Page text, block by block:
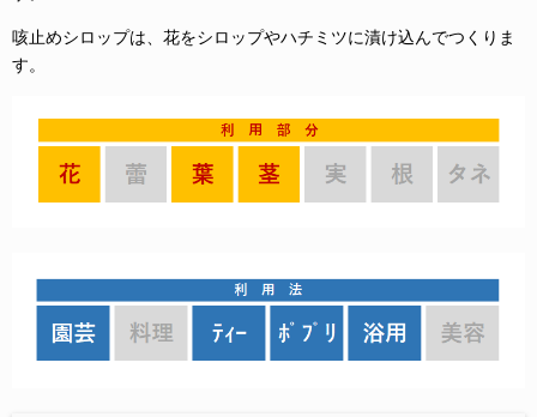
咳止めシロップは、花をシロップやハチミツに漬け込んでつくりま
す。